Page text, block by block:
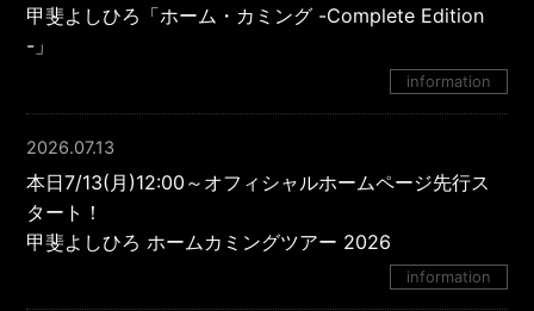
甲斐よしひろ「ホーム・カミング -Complete Edition
-」
information
2026.07.13
本日7/13(月)12:00～オフィシャルホームページ先行ス
タート！
甲斐よしひろ ホームカミングツアー 2026
information